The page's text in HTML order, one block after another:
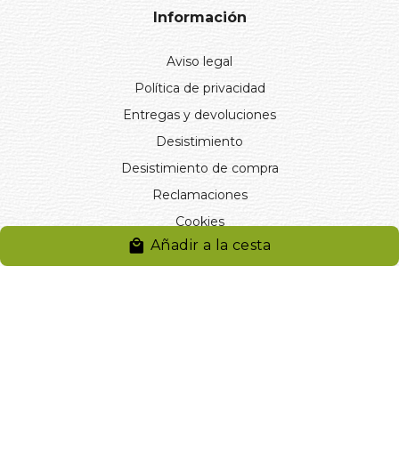
Añadir a la cesta
Información
Aviso legal
Política de privacidad
Entregas y devoluciones
Desistimiento
Desistimiento de compra
Reclamaciones
Cookies
Gestionar cookies